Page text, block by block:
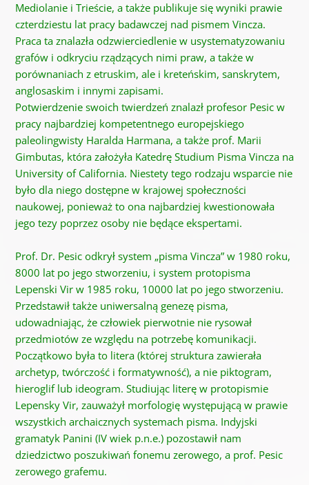
Mediolanie i Trieście, a także publikuje się wyniki prawie
czterdziestu lat pracy badawczej nad pismem Vincza.
Praca ta znalazła odzwierciedlenie w usystematyzowaniu
grafów i odkryciu rządzących nimi praw, a także w
porównaniach z etruskim, ale i kreteńskim, sanskrytem, ​​
anglosaskim i innymi zapisami.
Potwierdzenie swoich twierdzeń znalazł profesor Pesic w
pracy najbardziej kompetentnego europejskiego
paleolingwisty Haralda Harmana, a także prof. Marii
Gimbutas, która założyła Katedrę Studium Pisma Vincza na
University of California. Niestety tego rodzaju wsparcie nie
było dla niego dostępne w krajowej społeczności
naukowej, ponieważ to ona najbardziej kwestionowała
jego tezy poprzez osoby nie będące ekspertami.
Prof. Dr. Pesic odkrył system „pisma Vincza” w 1980 roku,
8000 lat po jego stworzeniu, i system protopisma
Lepenski Vir w 1985 roku, 10000 lat po jego stworzeniu.
Przedstawił także uniwersalną genezę pisma,
udowadniając, że człowiek pierwotnie nie rysował
przedmiotów ze względu na potrzebę komunikacji.
Początkowo była to litera (której struktura zawierała
archetyp, twórczość i formatywność), a nie piktogram,
hieroglif lub ideogram. Studiując literę w protopismie
Lepensky Vir, zauważył morfologię występującą w prawie
wszystkich archaicznych systemach pisma. Indyjski
gramatyk Panini (IV wiek p.n.e.) pozostawił nam
dziedzictwo poszukiwań fonemu zerowego, a prof. Pesic
zerowego grafemu.